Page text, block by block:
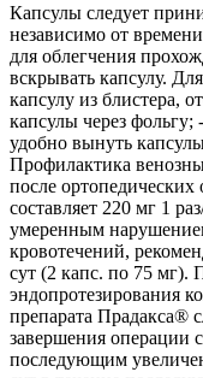
Капсулы следует
независимо от
для облегчения
вскрывать капсулу.
капсулу из блистера,
капсулы через фольгу;
удобно вынуть
Профилактика
после ортопедических
составляет 220 мг 1
умеренным
кровотечений,
сут (2 капс. по 75
эндопротезирования
препарата Прадакса®
завершения операции
последующим